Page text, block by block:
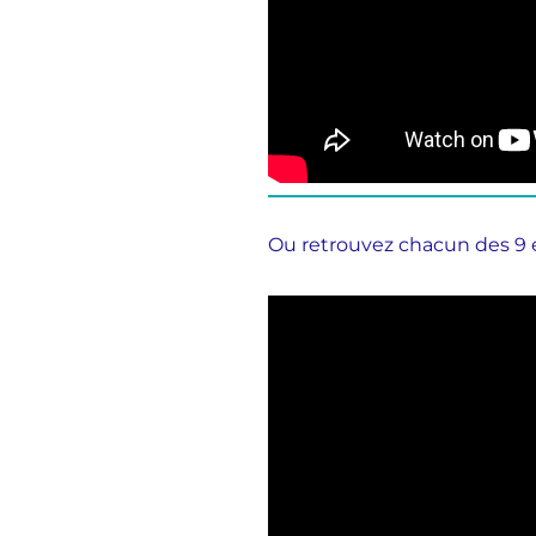
Ou retrouvez chacun des 9